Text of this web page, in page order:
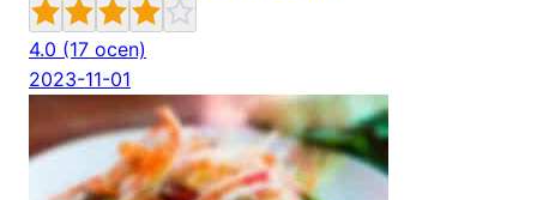
4.0 (17 ocen)
2023-11-01